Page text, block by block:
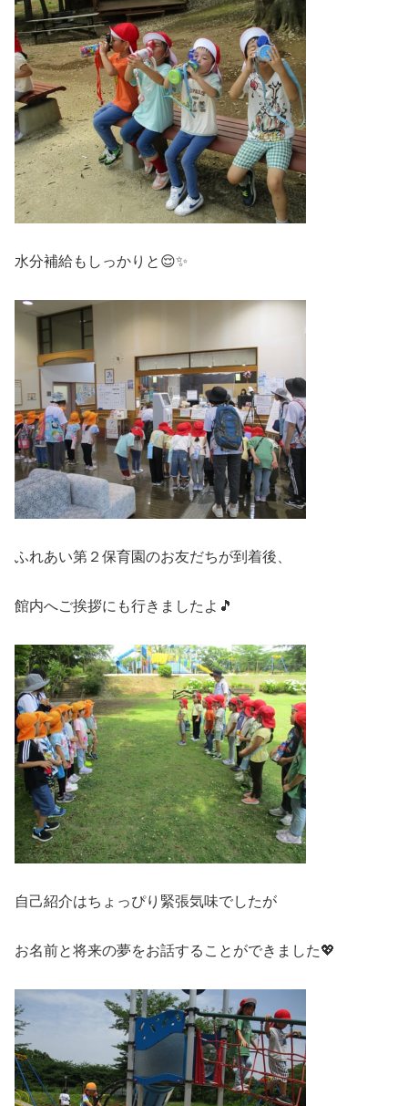
水分補給もしっかりと😌✨
ふれあい第２保育園のお友だちが到着後、
館内へご挨拶にも行きましたよ🎵
自己紹介はちょっぴり緊張気味でしたが
お名前と将来の夢をお話することができました💖